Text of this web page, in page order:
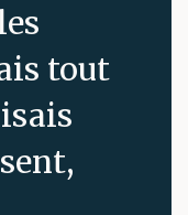
tout